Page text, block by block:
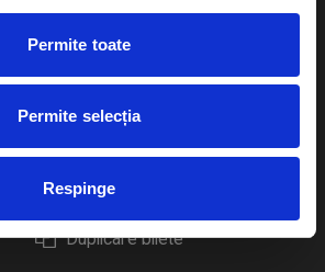
Permite toate
Permite selecția
Respinge
Plata online sau cash
eBilet printat acasa
Livrare prin curier
Returnare bilete
Duplicare bilete